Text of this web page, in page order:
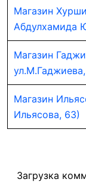
Магазин
Абдулхамида
Магазин
Магазин
Ильясова, 63)
Загрузка